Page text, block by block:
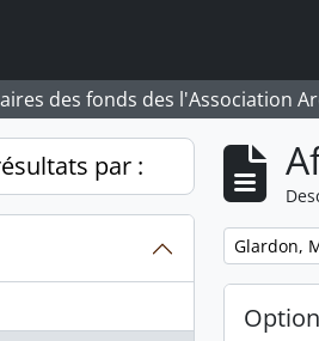
des fonds des l'Association
par :
Remove
Glardon,